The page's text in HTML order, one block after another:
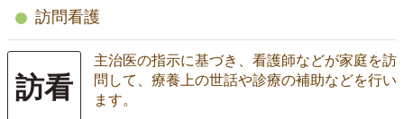
訪問看護
訪看
主治医の指示に基づき、看護師などが家庭を訪
問して、療養上の世話や診療の補助などを行い
ます。